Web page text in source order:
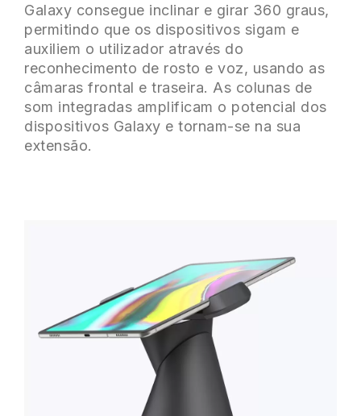
Galaxy consegue inclinar e girar 360 graus,
permitindo que os dispositivos sigam e
auxiliem o utilizador através do
reconhecimento de rosto e voz, usando as
câmaras frontal e traseira. As colunas de
som integradas amplificam o potencial dos
dispositivos Galaxy e tornam-se na sua
extensão.